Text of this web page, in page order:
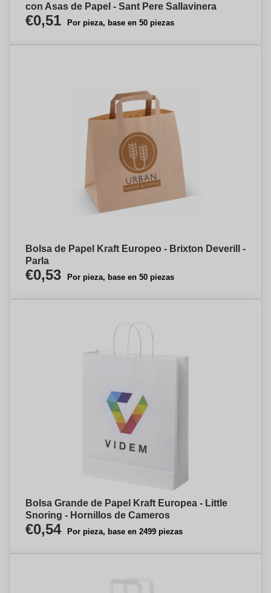
con Asas de Papel - Sant Pere Sallavinera
€0,51 Por pieza, base en 50 piezas
Bolsa de Papel Kraft Europeo - Brixton Deverill -
Parla
€0,53 Por pieza, base en 50 piezas
Bolsa Grande de Papel Kraft Europea - Little
Snoring - Hornillos de Cameros
€0,54 Por pieza, base en 2499 piezas